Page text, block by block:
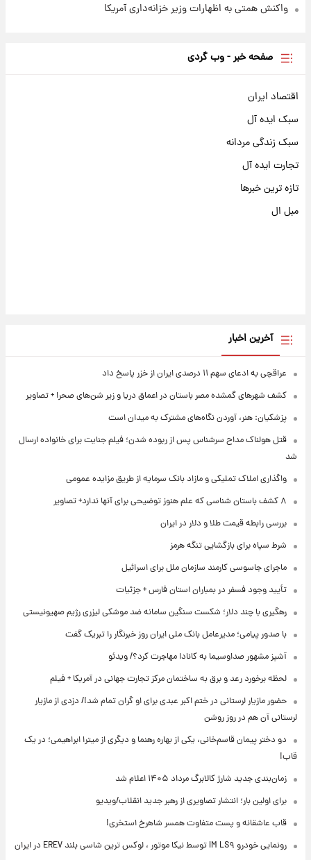
واکنش همتی به اظهارات وزیر خزانه‌داری آمریکا
صفحه خبر - وب گردی
اقتصاد ایران
سبک ایده آل
سبک زندگی مردانه
تجارت ایده آل
تازه ترین خبرها
مبل ال
آخرین اخبار
عراقچی به ادعای سهم ۱۱ درصدی ایران از خزر پاسخ داد
کشف شهرهای گمشده مصر باستان در اعماق دریا و زیر شن‌های صحرا + تصاویر
پزشکیان: هنر، آوردن نگاه‌های مشترک به میدان است
قتل هولناک مداح سرشناس پس از ربوده شدن؛ فیلم جنایت برای خانواده ارسال
شد
واگذاری املاک تملیکی و مازاد بانک سرمایه از طریق مزایده عمومی
۸ کشف باستان شناسی که علم هنوز توضیحی برای آنها ندارد+ تصاویر
بررسی رابطه قیمت طلا و دلار در ایران
شرط سپاه برای بازگشایی تنگه هرمز
ماجرای جاسوسی کارمند سازمان ملل برای اسرائیل
تأیید وجود فسفر در بمباران استان فارس + جزئیات
رهگیری با چند دلار؛ شکست سنگین سامانه ضد موشکی لیزری رژیم صهیونیستی
با صدور پیامی؛ مدیرعامل بانک ملی ایران روز خبرنگار را تبریک گفت
آشپز مشهور صداوسیما به کانادا مهاجرت کرد؟/ ویدئو
لحظه برخورد رعد و برق به ساختمان مرکز تجارت جهانی در آمریکا + فیلم
حضور مازیار لرستانی در ختم اکبر عبدی برای او گران تمام شد!/ دزدی از مازیار
لرستانی آن هم در روز روشن
دو دختر پیمان قاسم‌خانی، یکی از بهاره رهنما و دیگری از میترا ابراهیمی؛ در یک
قاب!
زمان‌بندی جدید شارژ کالابرگ مرداد ۱۴۰۵ اعلام شد
برای اولین بار؛ انتشار تصاویری از رهبر جدید انقلاب/ویدیو
قاب عاشقانه و پست متفاوت همسر شاهرخ استخری!
رونمایی خودرو IM LS۹ توسط نیکا موتور ، لوکس ترین شاسی بلند EREV در ایران